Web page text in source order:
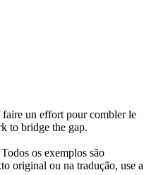
faire un effort pour combler le
to bridge the gap.
os exemplos são
original ou na tradução, use a